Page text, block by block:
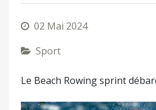
02 Mai 2024
Sport
Le Beach Rowing sprint